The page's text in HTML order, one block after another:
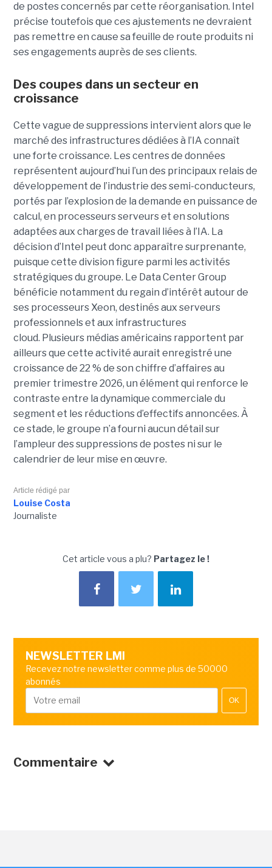
de postes concernés par cette réorganisation. Intel
précise toutefois que ces ajustements ne devraient
pas remettre en cause sa feuille de route produits ni
ses engagements auprès de ses clients.
Des coupes dans un secteur en
croissance
Cette vague de suppressions intervient alors que le
marché des infrastructures dédiées à l’IA connaît
une forte croissance. Les centres de données
représentent aujourd’hui l’un des principaux relais de
développement de l’industrie des semi-conducteurs,
portés par l’explosion de la demande en puissance de
calcul, en processeurs serveurs et en solutions
adaptées aux charges de travail liées à l’IA. La
décision d’Intel peut donc apparaître surprenante,
puisque cette division figure parmi les activités
stratégiques du groupe. Le Data Center Group
bénéficie notamment du regain d’intérêt autour de
ses processeurs Xeon, destinés aux serveurs
professionnels et aux infrastructures
cloud. Plusieurs médias américains rapportent par
ailleurs que cette activité aurait enregistré une
croissance de 22 % de son chiffre d’affaires au
premier trimestre 2026, un élément qui renforce le
contraste entre la dynamique commerciale du
segment et les réductions d’effectifs annoncées. À
ce stade, le groupe n’a fourni aucun détail sur
l’ampleur des suppressions de postes ni sur le
calendrier de leur mise en œuvre.
Article rédigé par
Louise Costa
Journaliste
Cet article vous a plu? Partagez le !
NEWSLETTER LMI
Recevez notre newsletter comme plus de 50000
abonnés
OK
Commentaire